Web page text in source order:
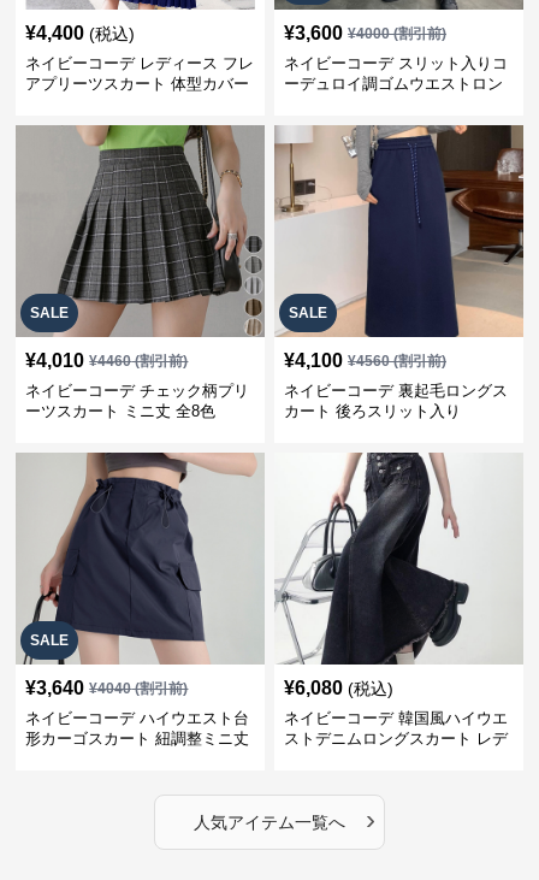
¥4,400 (税込)
ネイビーコーデ レディース フレ
アプリーツスカート 体型カバー
ト
¥3,600 ¥4000(割引前)
ネイビーコーデ スリット入りコ
ーデュロイ調ゴムウエストロン
SALE
¥4,010 ¥4460(割引前)
ネイビーコーデ チェック柄プリ
ーツスカート ミニ丈 全8色
SALE
¥4,100 ¥4560(割引前)
ネイビーコーデ 裏起毛ロングス
カート 後ろスリット入り
SALE
¥3,640 ¥4040(割引前)
ネイビーコーデ ハイウエスト台
形カーゴスカート 紐調整ミニ丈
¥6,080 (税込)
ネイビーコーデ 韓国風ハイウエ
ストデニムロングスカート レデ
人気アイテム一覧へ ›